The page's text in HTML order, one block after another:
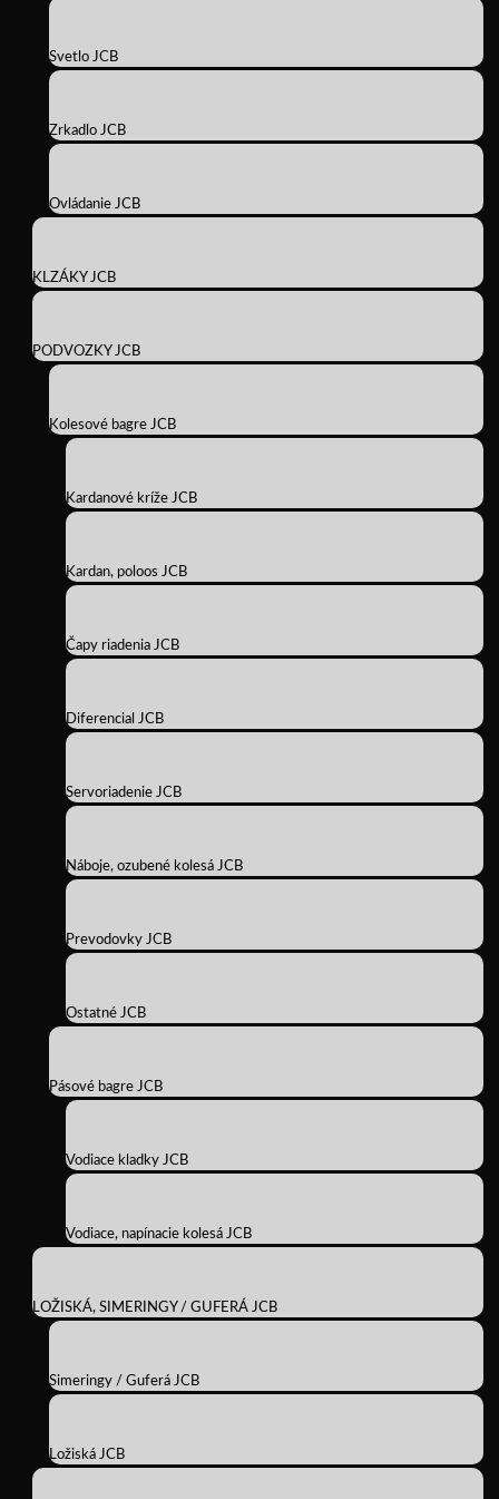
Svetlo JCB
Zrkadlo JCB
Ovládanie JCB
KLZÁKY JCB
PODVOZKY JCB
Kolesové bagre JCB
Kardanové kríže JCB
Kardan, poloos JCB
Čapy riadenia JCB
Diferencial JCB
Servoriadenie JCB
Náboje, ozubené kolesá JCB
Prevodovky JCB
Ostatné JCB
Pásové bagre JCB
Vodiace kladky JCB
Vodiace, napínacie kolesá JCB
LOŽISKÁ, SIMERINGY / GUFERÁ JCB
Simeringy / Guferá JCB
Ložiská JCB